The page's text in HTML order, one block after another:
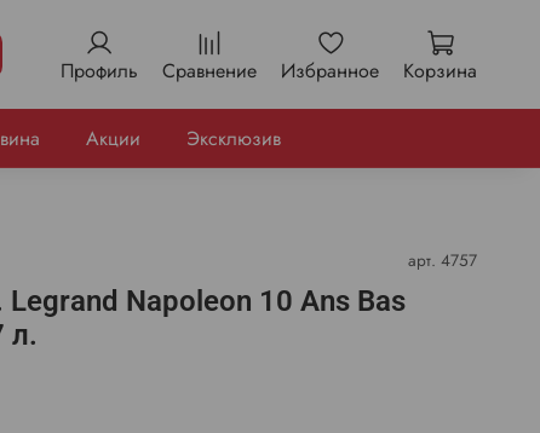
Профиль Сравнение Избранное Корзина
Акции Эксклюзив
арт. 4757
Napoleon 10 Ans Bas
л.